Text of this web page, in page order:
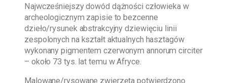
Najwcześniejszy dowód dążności człowieka w
archeologicznym zapisie to bezcenne
dzieło/rysunek abstrakcyjny dziewięciu linii
zespolonych na kształt aktualnych hasztagów
wykonany pigmentem czerwonym annorum circiter
– około 73 tys. lat temu w Afryce.
Malowane/rysowane zwierzęta potwierdzono